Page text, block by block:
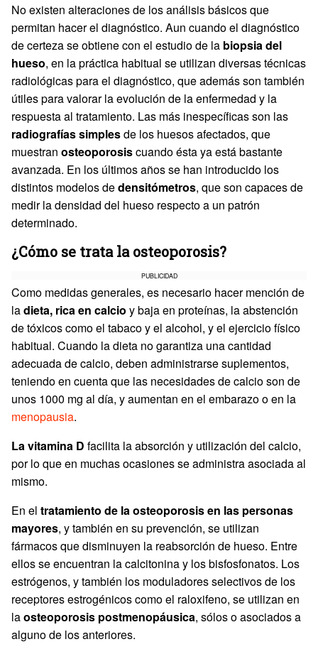
No existen alteraciones de los análisis básicos que
permitan hacer el diagnóstico. Aun cuando el diagnóstico
de certeza se obtiene con el estudio de la biopsia del
hueso, en la práctica habitual se utilizan diversas técnicas
radiológicas para el diagnóstico, que además son también
útiles para valorar la evolución de la enfermedad y la
respuesta al tratamiento. Las más inespecíficas son las
radiografías simplesde los huesos afectados, que
muestran osteoporosiscuando ésta ya está bastante
avanzada. En los últimos años se han introducido los
distintos modelos dedensitómetros, que son capaces de
medir la densidad del hueso respecto a un patrón
determinado.
¿Cómo se trata la osteoporosis?
PUBLICIDAD
Como medidas generales, es necesario hacer mención de
ladieta, rica en calcio y baja en proteínas, la abstención
de tóxicos como el tabaco y el alcohol, y el ejercicio físico
habitual. Cuando la dieta no garantiza una cantidad
adecuada de calcio, deben administrarse suplementos,
teniendo en cuenta que las necesidades de calcio son de
unos 1000 mg al día, y aumentan en el embarazo o en la
menopausia.
La vitamina D facilita la absorción y utilización del calcio,
por lo que en muchas ocasiones se administra asociada al
mismo.
En el tratamiento de la osteoporosis en las personas
mayores, y también en su prevención, se utilizan
fármacos que disminuyen la reabsorción de hueso. Entre
ellos se encuentran la calcitonina y los bisfosfonatos. Los
estrógenos, y también los moduladores selectivos de los
receptores estrogénicos como el raloxifeno, se utilizan en
laosteoporosis postmenopáusica, sólos o asociados a
alguno de los anteriores.